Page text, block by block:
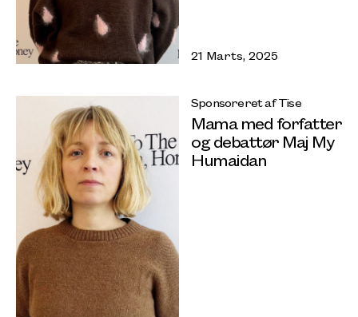
21 Marts, 2025
Sponsoreret af Tise
Mama med forfatter
og debattør Maj My
Humaidan